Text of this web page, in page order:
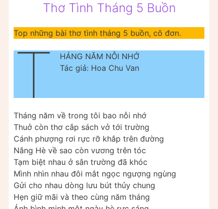
Thơ Tình Tháng 5 Buồn
Top những bài thơ tình tháng 5 buồn, cô đơn.
T
HÁNG NĂM NỖI NHỚ
Tác giả: Hoa Chu Van
Tháng năm về trong tôi bao nỗi nhớ
Thuở còn thơ cắp sách vở tới trường
Cánh phượng rơi rực rỡ khắp trên đường
Nắng Hè về sao còn vương trên tóc
Tạm biệt nhau ở sân trường đã khóc
Mình nhìn nhau đôi mắt ngọc ngượng ngùng
Gửi cho nhau dòng lưu bút thủy chung
Hẹn giữ mãi và theo cùng năm tháng